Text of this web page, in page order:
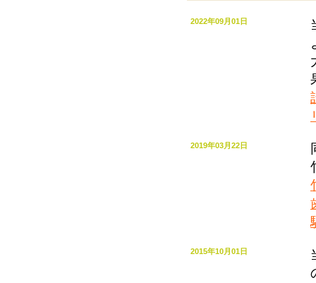
2022年09月01日
2019年03月22日
2015年10月01日